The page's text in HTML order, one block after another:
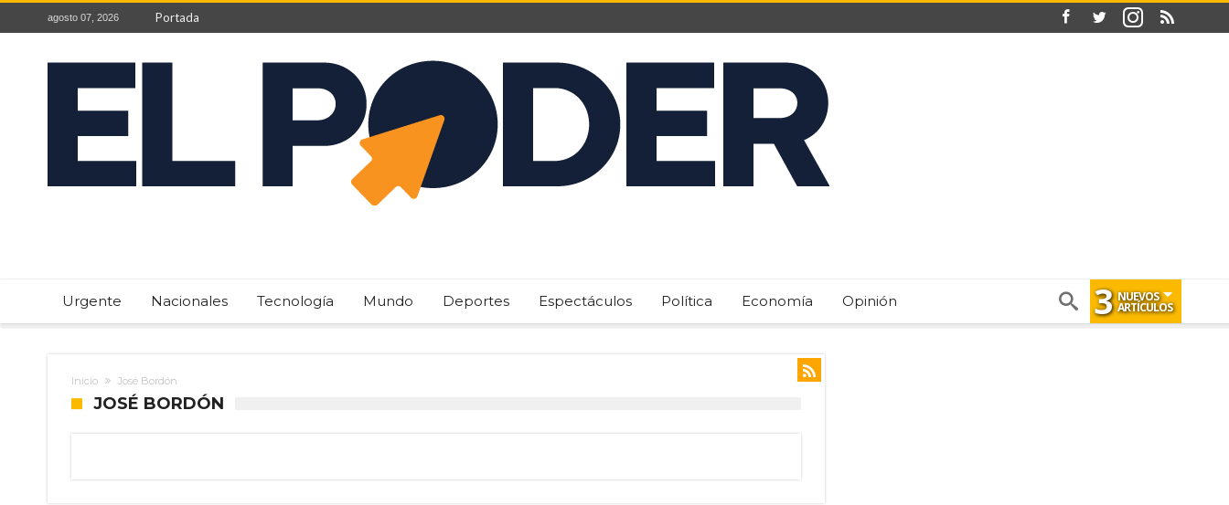
agosto 07, 2026 Portada
Urgente Nacionales Tecnología Mundo Deportes Espectáculos Política Economía Opinión 3 NUEVOS
ARTÍCULOS
Inicio José Bordón
JOSÉ BORDÓN